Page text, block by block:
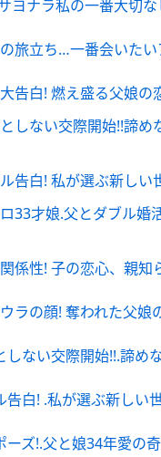
ヨナラ私の一番大切
旅立ち…一番会いた
告白! 燃え盛る父娘
しない交際開始!!諦
告白! 私が選ぶ新し
33才娘.父とダブル婚
係性! 子の恋心、親
ラの顔! 奪われた父
ない交際開始!!.諦
白! .私が選ぶ新し
ズ!.父と娘34年愛の